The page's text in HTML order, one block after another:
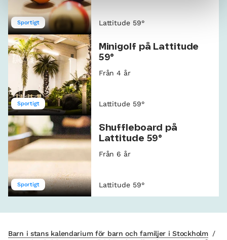
Sportigt Lattitude 59°
Sportigt
Minigolf på Lattitude
59°
Från 4 år
Lattitude 59°
Sportigt
Shuffleboard på
Lattitude 59°
Från 6 år
Lattitude 59°
Barn i stans kalendarium för barn och familjer i Stockholm /